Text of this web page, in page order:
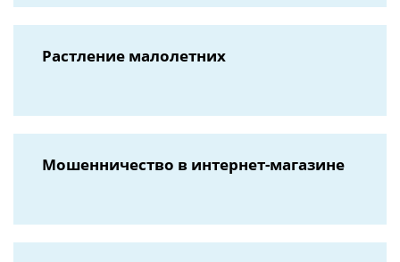
Растление малолетних
Мошенничество в интернет-магазине